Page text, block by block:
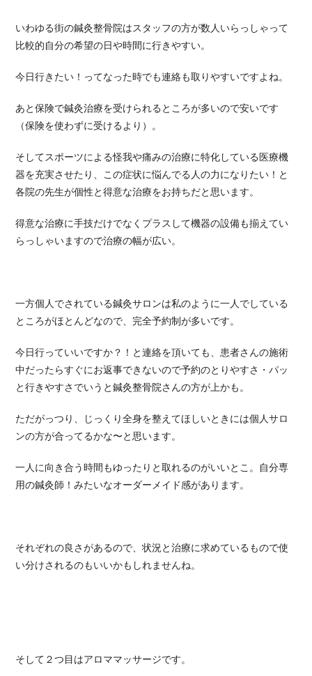
いわゆる街の鍼灸整骨院はスタッフの方が数人いらっしゃって
比較的自分の希望の日や時間に行きやすい。
今日行きたい！ってなった時でも連絡も取りやすいですよね。
あと保険で鍼灸治療を受けられるところが多いので安いです
（保険を使わずに受けるより）。
そしてスポーツによる怪我や痛みの治療に特化している医療機
器を充実させたり、この症状に悩んでる人の力になりたい！と
各院の先生が個性と得意な治療をお持ちだと思います。
得意な治療に手技だけでなくプラスして機器の設備も揃えてい
らっしゃいますので治療の幅が広い。
一方個人でされている鍼灸サロンは私のように一人でしている
ところがほとんどなので、完全予約制が多いです。
今日行っていいですか？！と連絡を頂いても、患者さんの施術
中だったらすぐにお返事できないので予約のとりやすさ・パッ
と行きやすさでいうと鍼灸整骨院さんの方が上かも。
ただがっつり、じっくり全身を整えてほしいときには個人サロ
ンの方が合ってるかな〜と思います。
一人に向き合う時間もゆったりと取れるのがいいとこ。自分専
用の鍼灸師！みたいなオーダーメイド感があります。
それぞれの良さがあるので、状況と治療に求めているもので使
い分けされるのもいいかもしれませんね。
そして２つ目はアロママッサージです。